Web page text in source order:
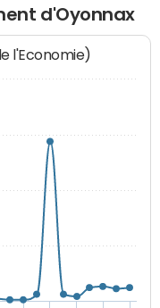
d'Oyonnax
l'Economie)